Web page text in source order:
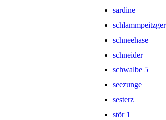
sardine
schlammpeitzger
schneehase
schneider
schwalbe 5
seezunge
sesterz
stör 1